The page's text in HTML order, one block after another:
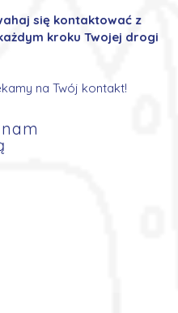
się kontaktować z
kroku Twojej drogi
na Twój kontakt!